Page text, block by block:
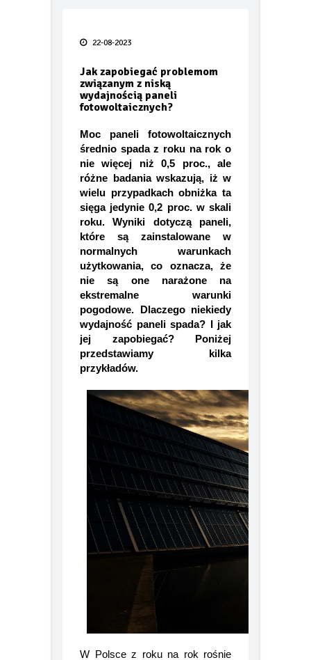
Taras bez błędów
FIAT prezentuje pierwsze oficjalne
zdjęcie swoich nowych globalnych
modeli Grizzly i Grizzly Fastback
Smak lata pod gołym niebem – jak
urządzić letnią kuchnię w 2026 roku
TECEdrainway – profil
prysznicowy nowej generacji
Odporność termoizolacji na wodę
– wilgotne ocieplenie jest jak mokry
sweter
Kiedy karpiówka odkrywa swój
potencjał… oryginalna dachówka
PROFIL Lenti
20 lat transformacji rynku ścian.
Nowa rola H+H w budownictwie
Jak zapobiegać problemom
związanym z niską
wydajnością paneli
Moc paneli fotowoltaicznych
średnio spada z roku na rok o
nie więcej niż 0,5 proc., ale
różne badania wskazują, iż w
wielu przypadkach obniżka ta
sięga jedynie 0,2 proc. w skali
roku. Wyniki dotyczą paneli,
które są zainstalowane w
normalnych warunkach
użytkowania, co oznacza, że
nie są one narażone na
ekstremalne warunki
pogodowe. Dlaczego niekiedy
wydajność paneli spada? I jak
jej zapobiegać? Poniżej
przedstawiamy kilka